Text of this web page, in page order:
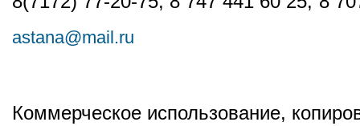
astana@mail.ru
Коммерческое использование,